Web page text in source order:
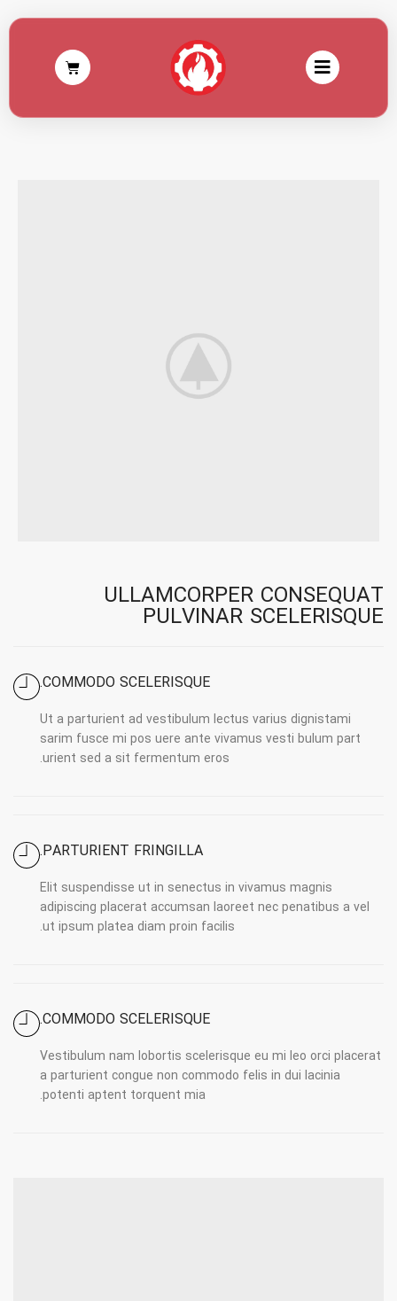
ULLAMCORPER CONSEQUAT
PULVINAR SCELERISQUE
COMMODO SCELERISQUE.
Ut a parturient ad vestibulum lectus varius dignistami
sarim fusce mi pos uere ante vivamus vesti bulum part
urient sed a sit fermentum eros.
PARTURIENT FRINGILLA.
Elit suspendisse ut in senectus in vivamus magnis
adipiscing placerat accumsan laoreet nec penatibus a vel
ut ipsum platea diam proin facilis.
COMMODO SCELERISQUE.
Vestibulum nam lobortis scelerisque eu mi leo orci placerat
a parturient congue non commodo felis in dui lacinia
potenti aptent torquent mia.